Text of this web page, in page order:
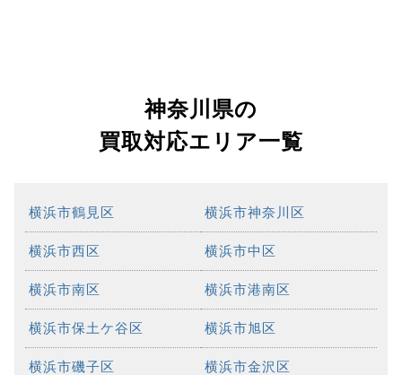
神奈川県の
買取対応エリア一覧
横浜市鶴見区 横浜市神奈川区
横浜市西区 横浜市中区
横浜市南区 横浜市港南区
横浜市保土ケ谷区 横浜市旭区
横浜市磯子区 横浜市金沢区